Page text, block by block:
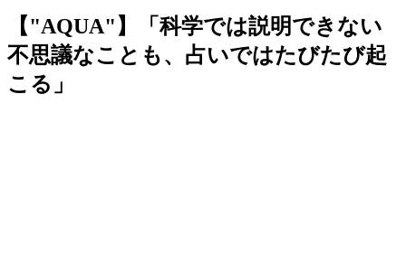
【"AQUA"】「科学では説明できない
不思議なことも、占いではたびたび起
こる」